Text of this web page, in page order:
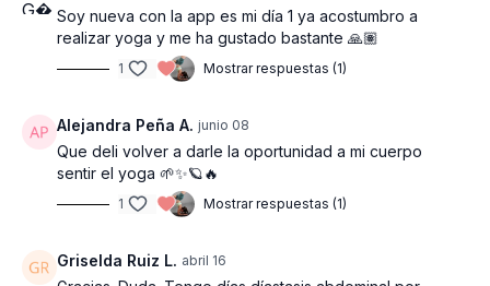
Soy nueva con la app es mi día 1 ya acostumbro a
realizar yoga y me ha gustado bastante 🙏🏽
1 Mostrar respuestas (1)
Alejandra Peña A. junio 08
Que deli volver a darle la oportunidad a mi cuerpo
sentir el yoga 🌱✨🪐🔥
1 Mostrar respuestas (1)
Griselda Ruiz L. abril 16